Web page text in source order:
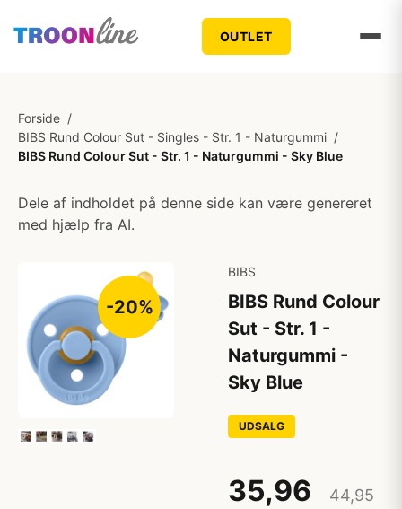
OUTLET
Forside /
BIBS Rund Colour Sut - Singles - Str. 1 - Naturgummi /
BIBS Rund Colour Sut - Str. 1 - Naturgummi - Sky Blue
Dele af indholdet på denne side kan være genereret
med hjælp fra AI.
-20%
BIBS
BIBS Rund Colour
Sut - Str. 1 -
Naturgummi -
Sky Blue
UDSALG
35,96
44,95